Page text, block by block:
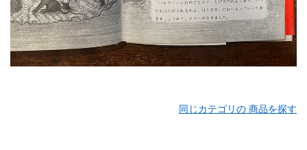
同じカテゴリの 商品を探す